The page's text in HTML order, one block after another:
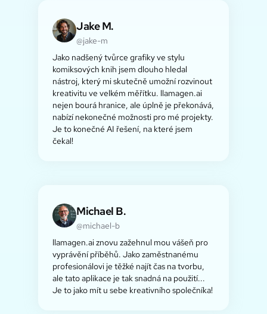
Jake M.
@jake-m
Jako nadšený tvůrce grafiky ve stylu
komiksových knih jsem dlouho hledal
nástroj, který mi skutečně umožní rozvinout
kreativitu ve velkém měřítku. llamagen.ai
nejen bourá hranice, ale úplně je překonává,
nabízí nekonečné možnosti pro mé projekty.
Je to konečné AI řešení, na které jsem
čekal!
Michael B.
@michael-b
llamagen.ai znovu zažehnul mou vášeň pro
vyprávění příběhů. Jako zaměstnanému
profesionálovi je těžké najít čas na tvorbu,
ale tato aplikace je tak snadná na použití...
Je to jako mít u sebe kreativního společníka!